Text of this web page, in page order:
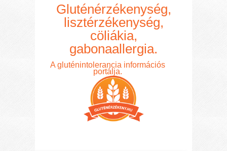
Gluténérzékenység,
lisztérzékenység,
cöliákia,
gabonaallergia.
A gluténintolerancia információs
portálja.